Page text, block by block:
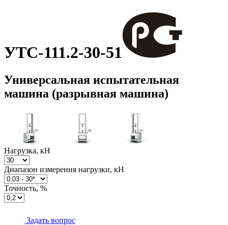
УТС-111.2-30-51
Универсальная испытательная
машина (разрывная машина)
Нагрузка, кН
Диапазон измерения нагрузки, кН
Точность, %
Задать вопрос